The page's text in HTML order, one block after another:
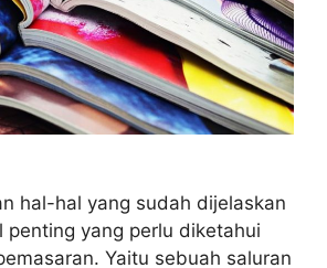
hal-hal yang sudah dijelaskan
penting yang perlu diketahui
Yaitu sebuah saluran